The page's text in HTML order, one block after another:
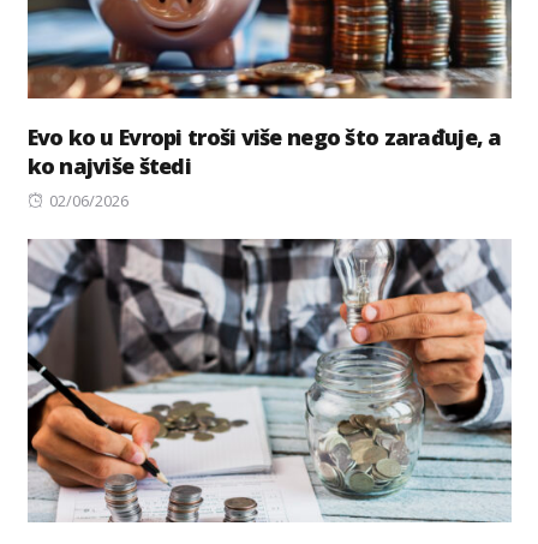
Evo ko u Evropi troši više nego što zarađuje, a
ko najviše štedi
Posted
02/06/2026